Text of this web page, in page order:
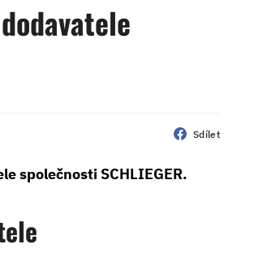
Sdílet
společnosti SCHLIEGER.